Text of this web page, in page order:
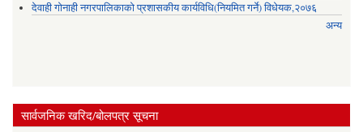
देवाही गोनाही नगरपालिकाको प्रशासकीय कार्यविधि(नियमित गर्ने) विधेयक,२०७६
अन्य
सार्वजनिक खरिद/बोलपत्र सूचना